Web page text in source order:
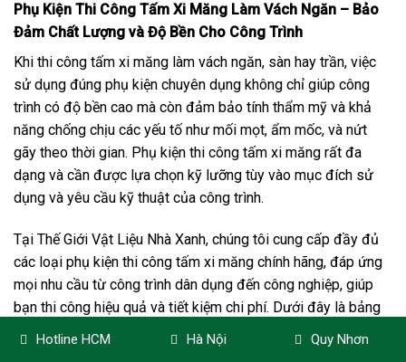
Phụ Kiện Thi Công Tấm Xi Măng Làm Vách Ngăn – Bảo
Đảm Chất Lượng và Độ Bền Cho Công Trình
Khi thi công tấm xi măng làm vách ngăn, sàn hay trần, việc
sử dụng đúng phụ kiện chuyên dụng không chỉ giúp công
trình có độ bền cao mà còn đảm bảo tính thẩm mỹ và khả
năng chống chịu các yếu tố như mối mọt, ẩm mốc, và nứt
gãy theo thời gian. Phụ kiện thi công tấm xi măng rất đa
dạng và cần được lựa chọn kỹ lưỡng tùy vào mục đích sử
dụng và yêu cầu kỹ thuật của công trình.
Tại Thế Giới Vật Liệu Nhà Xanh, chúng tôi cung cấp đầy đủ
các loại phụ kiện thi công tấm xi măng chính hãng, đáp ứng
mọi nhu cầu từ công trình dân dụng đến công nghiệp, giúp
bạn thi công hiệu quả và tiết kiệm chi phí. Dưới đây là bảng
giá phụ kiện thi công tấm xi măng mới nhất, cập nhật năm
Hotline HCM Hà Nội Quy Nhơn